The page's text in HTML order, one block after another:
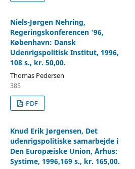
Niels-Jørgen Nehring,
Regeringskonferencen '96,
København: Dansk
Udenrigspolitisk Institut, 1996,
108 s., kr. 50,00.
Thomas Pedersen
385
PDF
Knud Erik Jørgensen, Det
udenrigspolitiske samarbejde i
Den Europæiske Union, Århus:
Systime, 1996,169 s., kr. 165,00.